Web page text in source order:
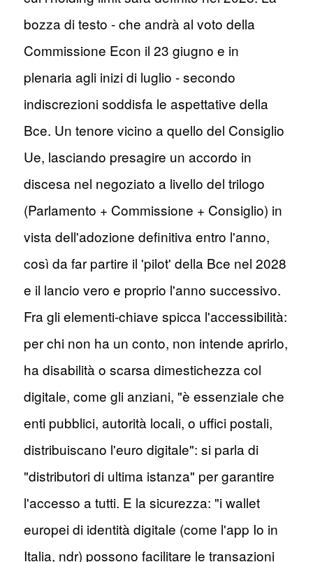
bozza di testo - che andrà al voto della
Commissione Econ il 23 giugno e in
plenaria agli inizi di luglio - secondo
indiscrezioni soddisfa le aspettative della
Bce. Un tenore vicino a quello del Consiglio
Ue, lasciando presagire un accordo in
discesa nel negoziato a livello del trilogo
(Parlamento + Commissione + Consiglio) in
vista dell'adozione definitiva entro l'anno,
così da far partire il 'pilot' della Bce nel 2028
e il lancio vero e proprio l'anno successivo.
Fra gli elementi-chiave spicca l'accessibilità:
per chi non ha un conto, non intende aprirlo,
ha disabilità o scarsa dimestichezza col
digitale, come gli anziani, "è essenziale che
enti pubblici, autorità locali, o uffici postali,
distribuiscano l'euro digitale": si parla di
"distributori di ultima istanza" per garantire
l'accesso a tutti. E la sicurezza: "i wallet
europei di identità digitale (come l'app Io in
Italia, ndr) possono facilitare le transazioni